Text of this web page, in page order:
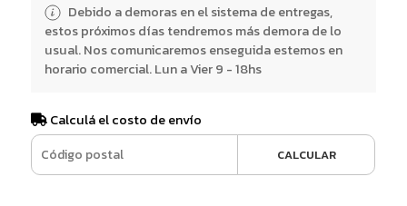
Debido a demoras en el sistema de entregas,
estos próximos días tendremos más demora de lo
usual. Nos comunicaremos enseguida estemos en
horario comercial. Lun a Vier 9 - 18hs
Calculá el costo de envío
CALCULAR